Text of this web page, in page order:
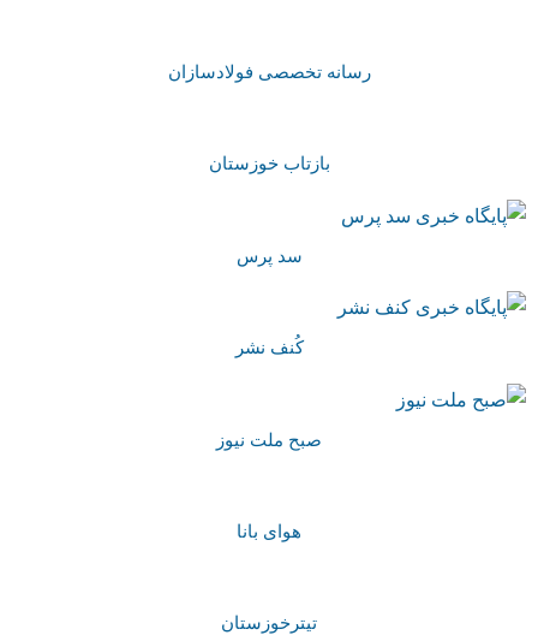
رسانه تخصصی فولادسازان
بازتاب خوزستان
سد پرس
کُنف نشر
صبح ملت نیوز
هوای بانا
تیترخوزستان